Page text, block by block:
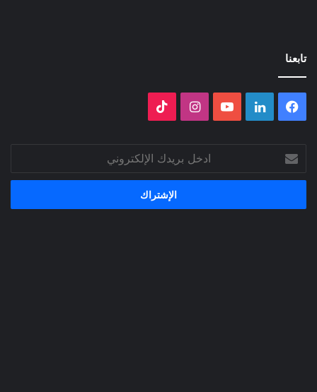
تابعنا
فيسبوك لينكدإن ‫YouTubeانستقرام
بريدك
الإلكتروني